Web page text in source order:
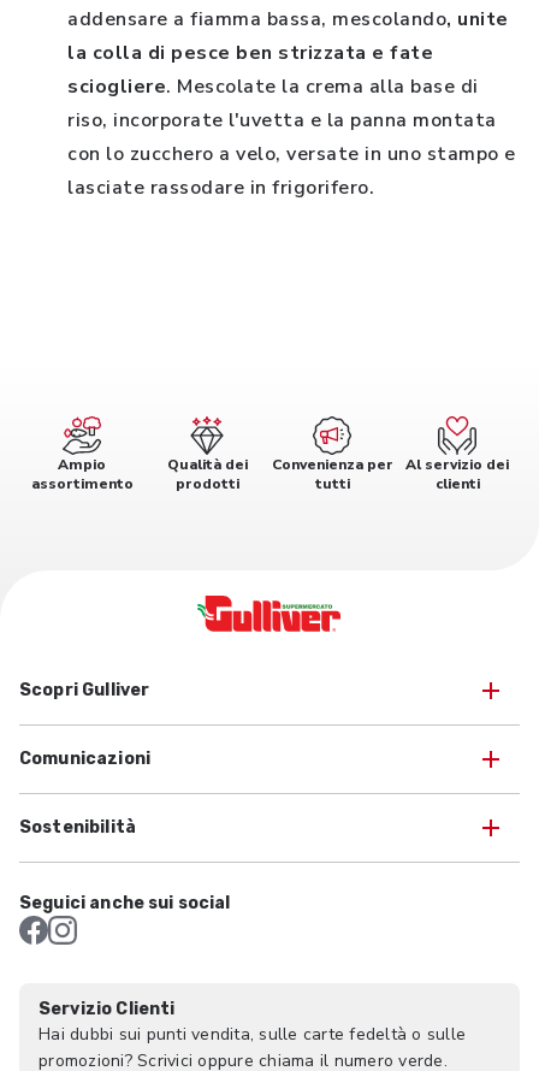
addensare a fiamma bassa, mescolando, unite
la colla di pesce ben strizzata e fate
sciogliere. Mescolate la crema alla base di
riso, incorporate l'uvetta e la panna montata
con lo zucchero a velo, versate in uno stampo e
lasciate rassodare in frigorifero.
Ampio
assortimento
Qualità dei
prodotti
Convenienza per
tutti
Al servizio dei
clienti
Scopri Gulliver
Comunicazioni
Sostenibilità
Seguici anche sui social
Servizio Clienti
Hai dubbi sui punti vendita, sulle carte fedeltà o sulle
promozioni? Scrivici oppure chiama il numero verde.